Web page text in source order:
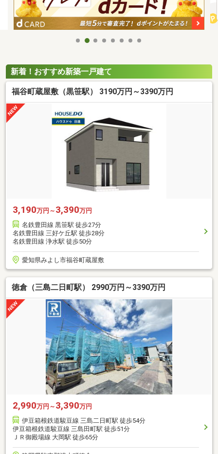
新着！おすすめ新築一戸建て
福谷町蔵屋敷（黒笹駅） 3190万円～3390万円
3,190万円～ 3,390万円
名鉄豊田線 黒笹駅 徒歩27分
名鉄豊田線 三好ケ丘駅 徒歩28分
名鉄豊田線 浄水駅 徒歩50分
愛知県みよし市福谷町蔵屋敷
徳倉（三島二日町駅） 2990万円～3390万円
2,990万円～ 3,390万円
伊豆箱根鉄道駿豆線 三島二日町駅 徒歩54分
伊豆箱根鉄道駿豆線 三島田町駅 徒歩51分
ＪＲ御殿場線 大岡駅 徒歩65分